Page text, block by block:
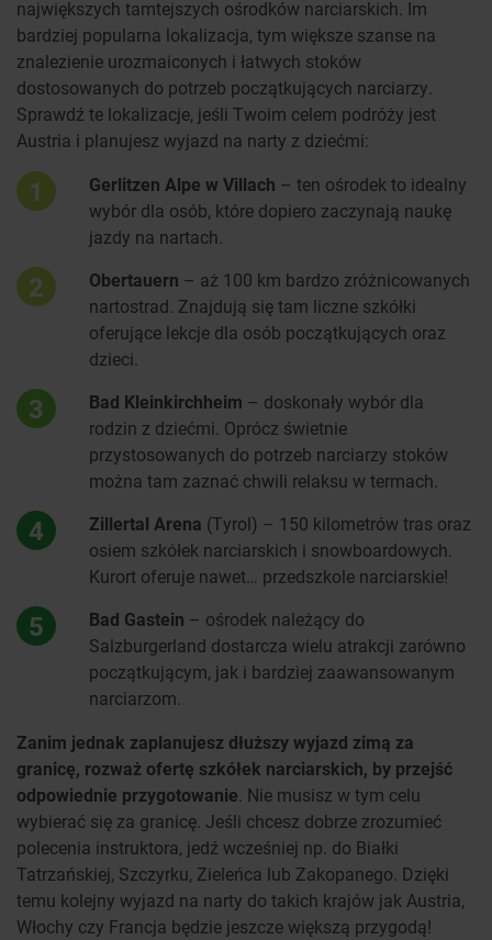
największych tamtejszych ośrodków narciarskich. Im
bardziej popularna lokalizacja, tym większe szanse na
znalezienie urozmaiconych i łatwych stoków
dostosowanych do potrzeb początkujących narciarzy.
Sprawdź te lokalizacje, jeśli Twoim celem podróży jest
Austria i planujesz wyjazd na narty z dziećmi:
1 Gerlitzen Alpe w Villach – ten ośrodek to idealny
wybór dla osób, które dopiero zaczynają naukę
jazdy na nartach.
2 Obertauern – aż 100 km bardzo zróżnicowanych
nartostrad. Znajdują się tam liczne szkółki
oferujące lekcje dla osób początkujących oraz
dzieci.
3 Bad Kleinkirchheim – doskonały wybór dla
rodzin z dziećmi. Oprócz świetnie
przystosowanych do potrzeb narciarzy stoków
można tam zaznać chwili relaksu w termach.
4 Zillertal Arena (Tyrol) – 150 kilometrów tras oraz
osiem szkółek narciarskich i snowboardowych.
Kurort oferuje nawet… przedszkole narciarskie!
5 Bad Gastein – ośrodek należący do
Salzburgerland dostarcza wielu atrakcji zarówno
początkującym, jak i bardziej zaawansowanym
narciarzom.
Zanim jednak zaplanujesz dłuższy wyjazd zimą za
granicę, rozważ ofertę szkółek narciarskich, by przejść
odpowiednie przygotowanie. Nie musisz w tym celu
wybierać się za granicę. Jeśli chcesz dobrze zrozumieć
polecenia instruktora, jedź wcześniej np. do Białki
Tatrzańskiej, Szczyrku, Zieleńca lub Zakopanego. Dzięki
temu kolejny wyjazd na narty do takich krajów jak Austria,
Włochy czy Francja będzie jeszcze większą przygodą!